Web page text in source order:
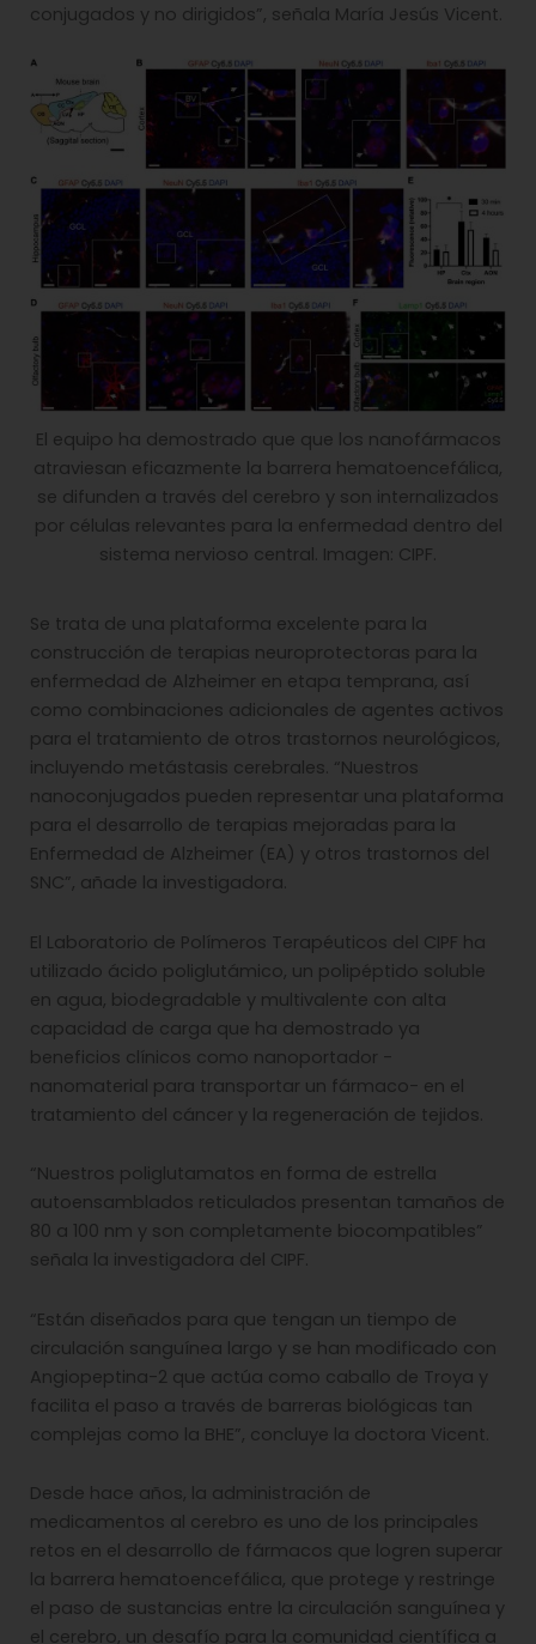
conjugados y no dirigidos”, señala María Jesús Vicent.
El equipo ha demostrado que que los nanofármacos
atraviesan eficazmente la barrera hematoencefálica,
se difunden a través del cerebro y son internalizados
por células relevantes para la enfermedad dentro del
sistema nervioso central. Imagen: CIPF.
Se trata de una plataforma excelente para la
construcción de terapias neuroprotectoras para la
enfermedad de Alzheimer en etapa temprana, así
como combinaciones adicionales de agentes activos
para el tratamiento de otros trastornos neurológicos,
incluyendo metástasis cerebrales. “Nuestros
nanoconjugados pueden representar una plataforma
para el desarrollo de terapias mejoradas para la
Enfermedad de Alzheimer (EA) y otros trastornos del
SNC”, añade la investigadora.
El Laboratorio de Polímeros Terapéuticos del CIPF ha
utilizado ácido poliglutámico, un polipéptido soluble
en agua, biodegradable y multivalente con alta
capacidad de carga que ha demostrado ya
beneficios clínicos como nanoportador -
nanomaterial para transportar un fármaco- en el
tratamiento del cáncer y la regeneración de tejidos.
“Nuestros poliglutamatos en forma de estrella
autoensamblados reticulados presentan tamaños de
80 a 100 nm y son completamente biocompatibles”
señala la investigadora del CIPF.
“Están diseñados para que tengan un tiempo de
circulación sanguínea largo y se han modificado con
Angiopeptina-2 que actúa como caballo de Troya y
facilita el paso a través de barreras biológicas tan
complejas como la BHE”, concluye la doctora Vicent.
Desde hace años, la administración de
medicamentos al cerebro es uno de los principales
retos en el desarrollo de fármacos que logren superar
la barrera hematoencefálica, que protege y restringe
el paso de sustancias entre la circulación sanguínea y
el cerebro, un desafío para la comunidad científica a